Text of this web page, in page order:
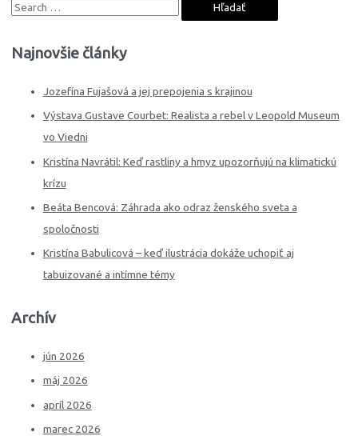
S
aNajnovšie články
Jozefína Fujašová a jej prepojenia s krajinou
Výstava Gustave Courbet: Realista a rebel v Leopold Museum
vo Viedni
Kristína Navrátil: Keď rastliny a hmyz upozorňujú na klimatickú
krízu
Beáta Bencová: Záhrada ako odraz ženského sveta a
spoločnosti
Kristína Babulicová – keď ilustrácia dokáže uchopiť aj
tabuizované a intímne témy
Archív
jún 2026
máj 2026
apríl 2026
marec 2026